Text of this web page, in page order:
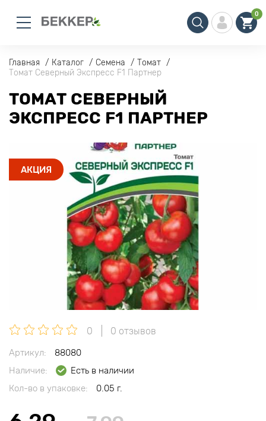
0
Главная Каталог Семена
Томат
Томат Северный Экспресс F1 Партнер
ТОМАТ СЕВЕРНЫЙ
ЭКСПРЕСС F1 ПАРТНЕР
АКЦИЯ
0 0 отзывов
Артикул:
88080
Наличие:
Есть в наличии
Кол-во в упаковке:
0.05 г.